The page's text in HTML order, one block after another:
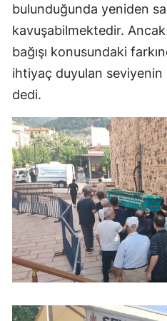
bulunduğunda yeniden
kavuşabilmektedir.
bağışı konusundaki
ihtiyaç duyulan seviyenin
dedi.